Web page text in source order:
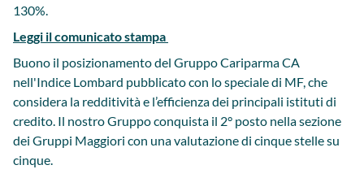
130%.
Leggi il comunicato stampa
Buono il posizionamento del Gruppo Cariparma CA
nell'Indice Lombard pubblicato con lo speciale di MF, che
considera la redditività e l’efficienza dei principali istituti di
credito. Il nostro Gruppo conquista il 2° posto nella sezione
dei Gruppi Maggiori con una valutazione di cinque stelle su
cinque.